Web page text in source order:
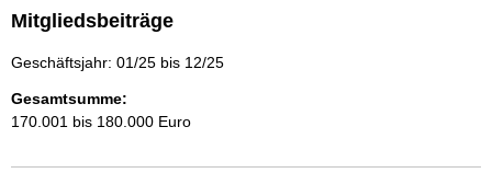
Mitgliedsbeiträge
Geschäftsjahr: 01/25 bis 12/25
Gesamtsumme:
170.001 bis 180.000 Euro